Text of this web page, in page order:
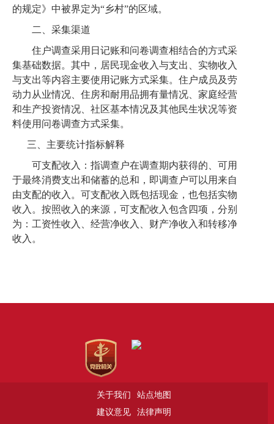
的规定》中被界定为“乡村”的区域。
二、采集渠道
住户调查采用日记账和问卷调查相结合的方式采
集基础数据。其中，居民现金收入与支出、实物收入
与支出等内容主要使用记账方式采集。住户成员及劳
动力从业情况、住房和耐用品拥有量情况、家庭经营
和生产投资情况、社区基本情况及其他民生状况等资
料使用问卷调查方式采集。
三、主要统计指标解释
可支配收入：指调查户在调查期内获得的、可用
于最终消费支出和储蓄的总和，即调查户可以用来自
由支配的收入。可支配收入既包括现金，也包括实物
收入。按照收入的来源，可支配收入包含四项，分别
为：工资性收入、经营净收入、财产净收入和转移净
收入。
关于我们 站点地图
建议意见 法律声明